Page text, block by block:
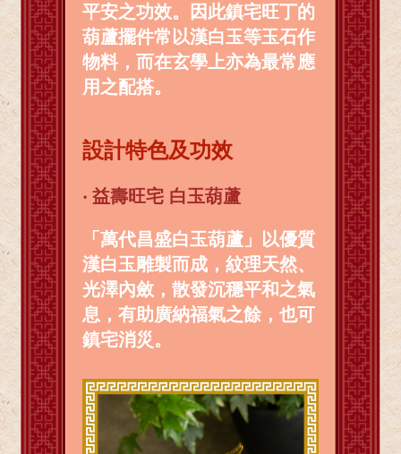
平安之功效。
因此鎮宅旺丁的
葫蘆擺件常以漢白玉等玉石作
物料，而在玄學上亦為最常應
用之配搭。
設計特色及功效
‧ 益壽旺宅 白玉葫蘆
「萬代昌盛白玉葫蘆」以優質
漢白玉 雕製而成，紋理天然、
光澤內斂，散發沉穩平和之氣
息，有助廣納福氣之餘，也可
鎮宅消災。